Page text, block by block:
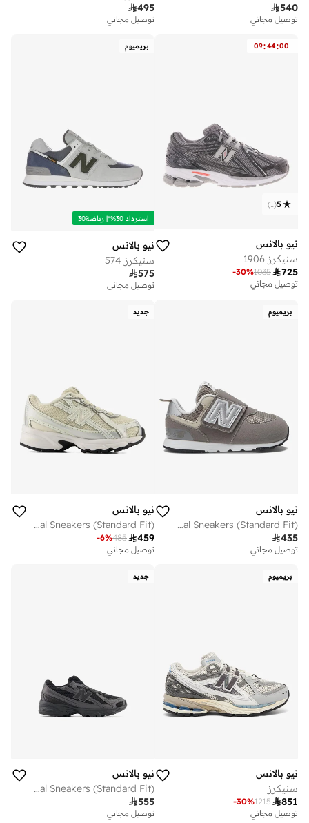
540
توصيل مجاني
495
توصيل مجاني
09:44:00
5
(
1
)
نيو بالانس
سنيكرز 1906
725
1035
-30%
توصيل مجاني
بريميوم
استرداد 30%*| رياضة30
نيو بالانس
سنيكرز 574
575
توصيل مجاني
بريميوم
نيو بالانس
Kids 574 NEW-B Hook & Loop casual Sneakers (Standard Fit)
435
توصيل مجاني
جديد
نيو بالانس
Kids 740 BUNGEE LACE casual Sneakers (Standard Fit)
459
485
-6%
توصيل مجاني
بريميوم
نيو بالانس
سنيكرز
851
1215
-30%
توصيل مجاني
جديد
نيو بالانس
Kids 740 Bungee Lace casual Sneakers (Standard Fit)
555
توصيل مجاني